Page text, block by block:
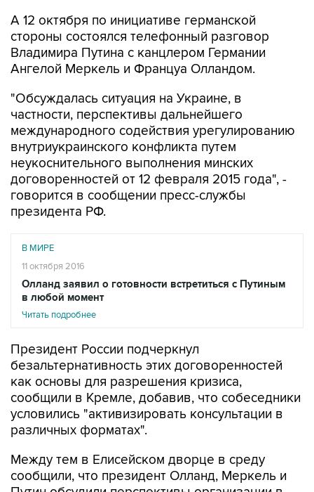
А 12 октября по инициативе германской
стороны состоялся телефонный разговор
Владимира Путина с канцлером Германии
Ангелой Меркель и Француа Олландом.
"Обсуждалась ситуация на Украине, в
частности, перспективы дальнейшего
международного содействия урегулированию
внутриукраинского конфликта путем
неукоснительного выполнения минских
договоренностей от 12 февраля 2015 года", -
говорится в сообщении пресс-службы
президента РФ.
В МИРЕ
11 октября 2016
Олланд заявил о готовности встретиться с Путиным
в любой момент
Читать подробнее
Президент России подчеркнул
безальтернативность этих договоренностей
как основы для разрешения кризиса,
сообщили в Кремле, добавив, что собеседники
условились "активизировать консультации в
различных форматах".
Между тем в Елисейском дворце в среду
сообщили, что президент Олланд, Меркель и